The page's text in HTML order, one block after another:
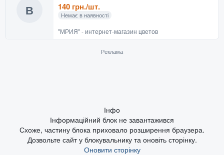
В 140 грн./шт.
Немає в наявності
"МРИЯ" - интернет-магазин цветов
Реклама
Інфо
Інформаційний блок не завантажився
Схоже, частину блока приховало розширення браузера.
Дозвольте сайт у блокувальнику та оновіть сторінку.
Оновити сторінку